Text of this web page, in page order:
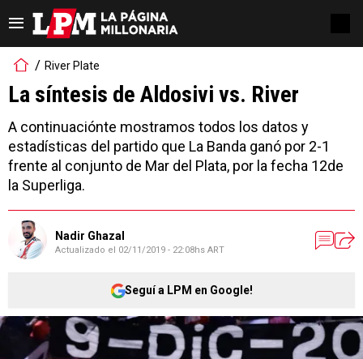
River Plate
La síntesis de Aldosivi vs. River
A continuaciónte mostramos todos los datos y
estadísticas del partido que La Banda ganó por 2-1
frente al conjunto de Mar del Plata, por la fecha 12de
la Superliga.
Nadir Ghazal
Actualizado el 02/11/2019 - 22:08hs ART
Seguí a LPM en Google!